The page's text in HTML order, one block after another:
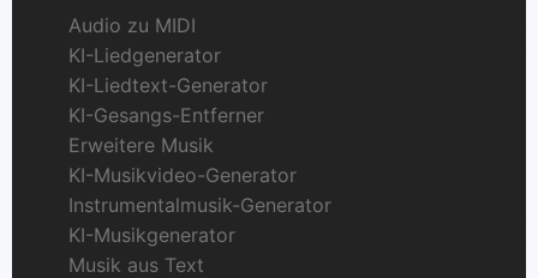
Audio zu MIDI
KI-Liedgenerator
KI-Liedtext-Generator
KI-Gesangs-Entferner
Erweitere Musik
KI-Musikvideo-Generator
Instrumentalmusik-Generator
KI-Musikgenerator
Musik aus Text